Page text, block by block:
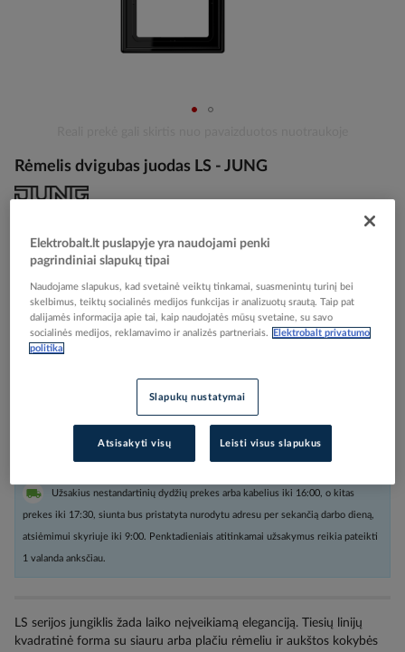
the
beginning
images
gallery
Rėmelis dvigubas juodas LS - JUNG
010342
EAN kodas
Gamintojo prekės kodas
Prisijunkite, norėdami pamatyti kainas
Įtraukti į palyginimą
darbo dienos (-ų)
Užsakius nestandartinių dydžių prekes arba kabelius iki 16:00, o kitas
prekes iki 17:30, siunta bus pristatyta nurodytu adresu per sekančią darbo dieną,
atsiėmimui skyriuje iki 9:00. Penktadieniais atitinkamai užsakymus reikia pateikti
1 valanda anksčiau.
LS serijos jungiklis žada laiko neįveikiamą eleganciją. Tiesių linijų
kvadratinė forma su siauru arba plačiu rėmeliu ir aukštos kokybės
Elektrobalt.lt puslapyje yra naudojami penki
pagrindiniai slapukų tipai
Naudojame slapukus, kad svetainė veiktų tinkamai, suasmenintų turinį bei
skelbimus, teiktų socialinės medijos funkcijas ir analizuotų srautą. Taip pat
dalijamės informacija apie tai, kaip naudojatės mūsų svetaine, su savo
socialinės medijos, reklamavimo ir analizės partneriais.
Elektrobalt privatumo
politika
Slapukų nustatymai
Atsisakyti visų Leisti visus slapukus